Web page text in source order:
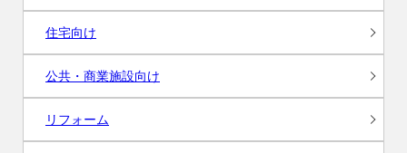
住宅向け
公共・商業施設向け
リフォーム